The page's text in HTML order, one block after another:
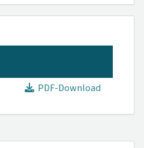
PDF-Download